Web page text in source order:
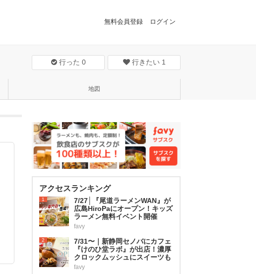
無料会員登録 ログイン
行った 0 行きたい 1
地図
アクセスランキング
1
7/27│『尾道ラーメンWAN』が
広島HiroPaにオープン！キッズ
ラーメン無料イベント開催
favy
2
7/31〜｜新静岡セノバにカフェ
『けのひ堂ラボ』が出店！濃厚
クロックムッシュにスイーツも
favy